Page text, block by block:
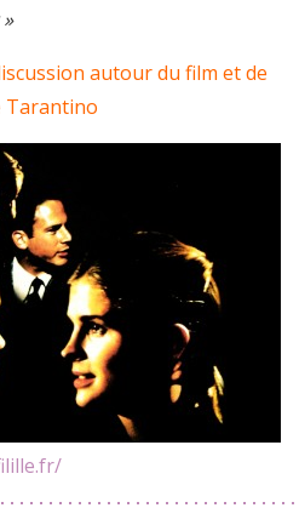
autour du film et de
Tarantino